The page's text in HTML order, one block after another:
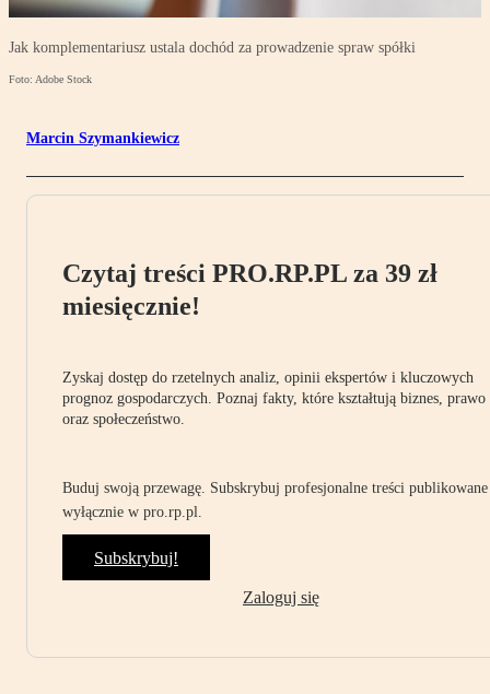
Jak komplementariusz ustala dochód za prowadzenie spraw spółki
Foto: Adobe Stock
Marcin Szymankiewicz
Czytaj treści PRO.RP.PL za 39 zł
miesięcznie!
Zyskaj dostęp do rzetelnych analiz, opinii ekspertów i kluczowych
prognoz gospodarczych. Poznaj fakty, które kształtują biznes, prawo
oraz społeczeństwo.
Buduj swoją przewagę. Subskrybuj profesjonalne treści publikowane
wyłącznie w pro.rp.pl.
Subskrybuj!
Zaloguj się